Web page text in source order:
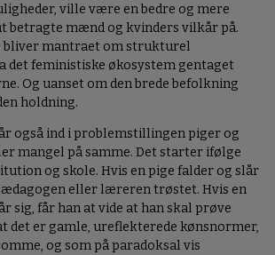
ville være en bedre og mere
betragte mænd og kvinders vilkår på.
bliver mantraet om strukturel
det feministiske økosystem gentaget
Og uanset om den brede befolkning
holdning.
også ind i problemstillingen piger og
mangel på samme. Det starter ifølge
og skole. Hvis en pige falder og slår
eller læreren trøstet. Hvis en
sig, får han at vide at han skal prøve
det er gamle, ureflekterede kønsnormer,
og som på paradoksal vis